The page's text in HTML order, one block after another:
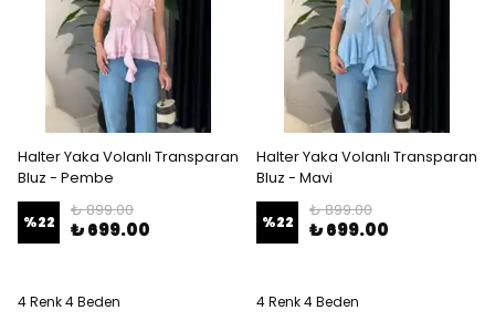
Halter Yaka Volanlı Transparan
Bluz - Pembe
%22
₺ 899.00
₺ 699.00
4 Renk 4 Beden
Halter Yaka Volanlı Transparan
Bluz - Mavi
%22
₺ 899.00
₺ 699.00
4 Renk 4 Beden